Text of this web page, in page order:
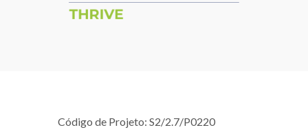
Código de Projeto: S2/2.7/P0220